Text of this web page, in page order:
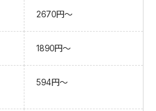
2670円～
1890円～
594円～